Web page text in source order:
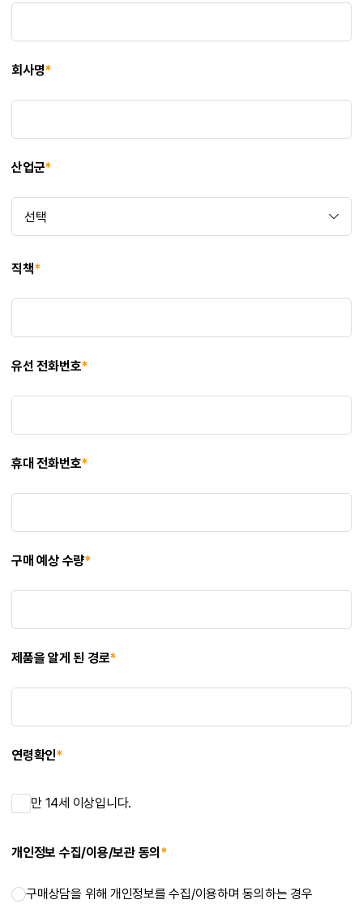
회사명*
산업군*
직책*
유선 전화번호*
휴대 전화번호*
구매 예상 수량*
제품을 알게 된 경로*
연령확인*
만 14세 이상입니다.
개인정보 수집/이용/보관 동의 *
구매상담을 위해 개인정보를 수집/이용하며 동의하는 경우